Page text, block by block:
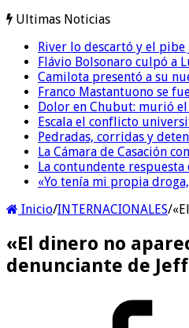
Ultimas Noticias
River lo descartó y el pibe
Flávio Bolsonaro culpó a
Camilota presentó a su
Franco Mastantuono se
Dolor en Chubut: murió
Escala el conflicto
Pedradas, corridas y
La Cámara de Casación
La contundente
«Yo tenía mi propia
Inicio/INTERNACIONALES/
«El dinero no
denunciante de